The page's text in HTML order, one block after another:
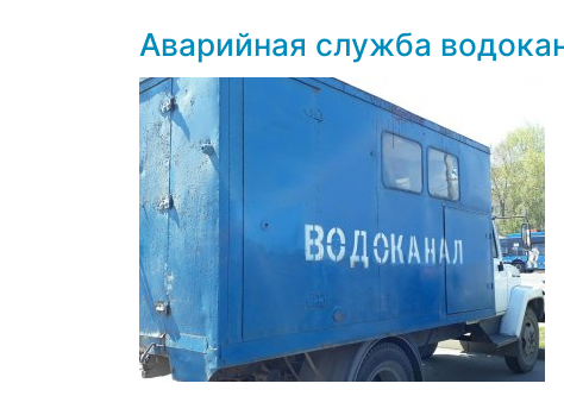
Аварийная служба